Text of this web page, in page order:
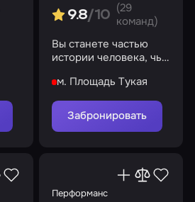
9.8/10
(29
команд)
Вы станете частью
истории человека, чья
на несколько
осколков
м. Площадь Тукая
Забронировать
Перформанс